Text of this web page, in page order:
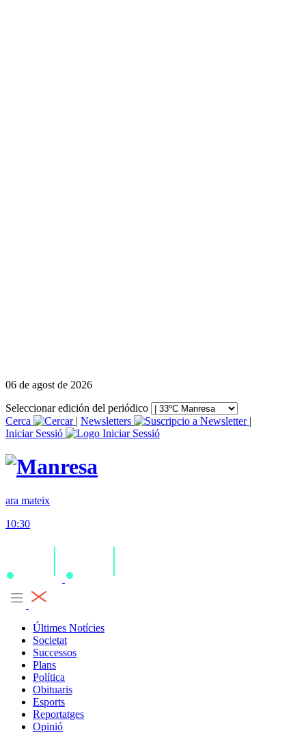
06 de agost de 2026
Seleccionar edición del periódico
Cerca
| Newsletters
|
Iniciar Sessió
ara mateix
10:30
Últimes Notícies
Societat
Successos
Plans
Política
Obituaris
Esports
Reportatges
Opinió